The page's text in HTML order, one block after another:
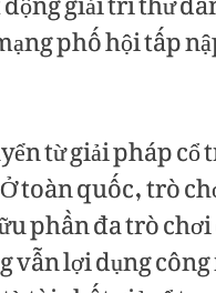
phố hội tấp
từ giải pháp
toàn quốc, trò
phần đa trò
lợi dụng